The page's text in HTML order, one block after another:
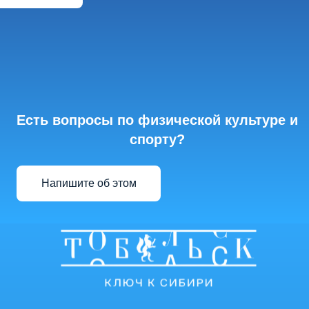
Есть вопросы по физической культуре и
спорту?
Напишите об этом